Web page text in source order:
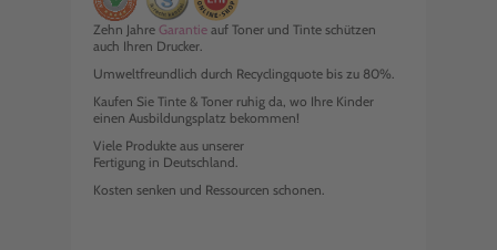
Zehn Jahre Garantie auf Toner und Tinte schützen
auch Ihren Drucker.
Umweltfreundlich durch Recyclingquote bis zu 80%.
Kaufen Sie Tinte & Toner ruhig da, wo Ihre Kinder
einen Ausbildungsplatz bekommen!
Viele Produkte aus unserer
Fertigung in Deutschland.
Kosten senken und Ressourcen schonen.